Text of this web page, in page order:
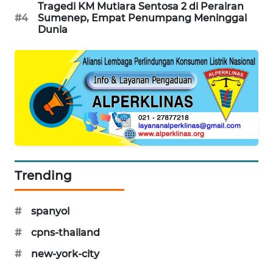
#4
Tragedi KM Mutiara Sentosa 2 di Perairan
Sumenep, Empat Penumpang Meninggal
Dunia
Trending
#
spanyol
#
cpns-thailand
#
new-york-city
MAWAKA
ID
PLN
WATCH
LPKKI
LKKI